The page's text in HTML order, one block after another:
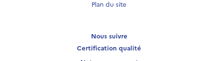
Plan du site
Nous suivre
Certification qualité